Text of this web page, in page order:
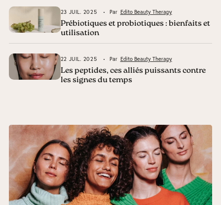
23 JUIL. 2025 Par Edito Beauty Therapy
Prébiotiques et probiotiques : bienfaits et
utilisation
22 JUIL. 2025 Par Edito Beauty Therapy
Les peptides, ces alliés puissants contre
les signes du temps